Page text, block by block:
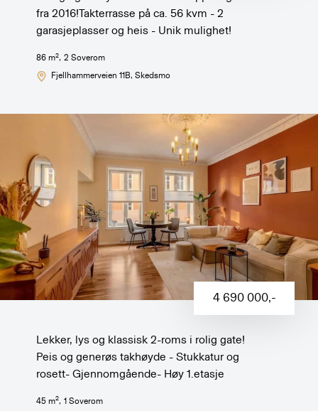
fra 2016!Takterrasse på ca. 56 kvm - 2
garasjeplasser og heis - Unik mulighet!
86 m2, 2 Soverom
Fjellhammerveien 11B, Skedsmo
4 690 000,-
Lekker, lys og klassisk 2-roms i rolig gate!
Peis og generøs takhøyde - Stukkatur og
rosett- Gjennomgående- Høy 1.etasje
45 m2, 1 Soverom